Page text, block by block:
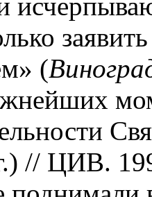
(
// ЦИВ.